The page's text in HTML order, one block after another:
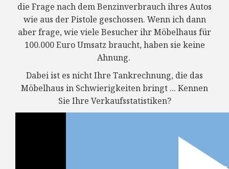
die Frage nach dem Benzinverbrauch ihres Autos
wie aus der Pistole geschossen. Wenn ich dann
aber frage, wie viele Besucher ihr Möbelhaus für
100.000 Euro Umsatz braucht, haben sie keine
Ahnung.
Dabei ist es nicht Ihre Tankrechnung, die das
Möbelhaus in Schwierigkeiten bringt ... Kennen
Sie Ihre Verkaufsstatistiken?